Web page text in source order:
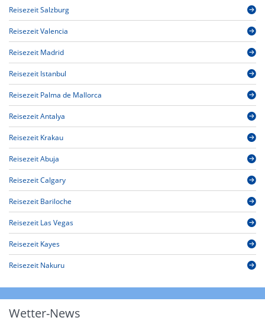
Reisezeit Salzburg
Reisezeit Valencia
Reisezeit Madrid
Reisezeit Istanbul
Reisezeit Palma de Mallorca
Reisezeit Antalya
Reisezeit Krakau
Reisezeit Abuja
Reisezeit Calgary
Reisezeit Bariloche
Reisezeit Las Vegas
Reisezeit Kayes
Reisezeit Nakuru
Wetter-News